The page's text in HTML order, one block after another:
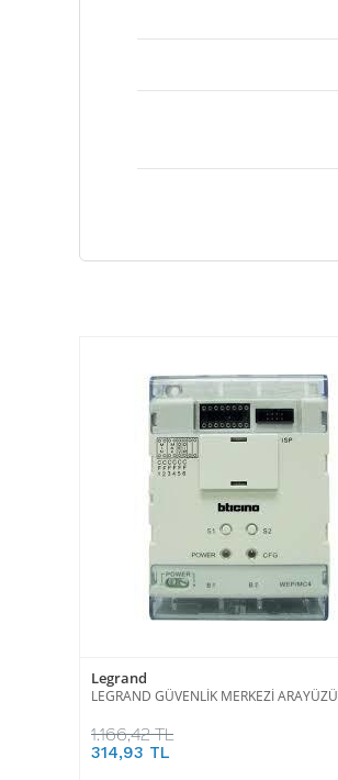
Legrand
LEGRAND GÜVENLİK MERKEZİ ARAYÜZÜ
1.166,42 TL
314,93 TL